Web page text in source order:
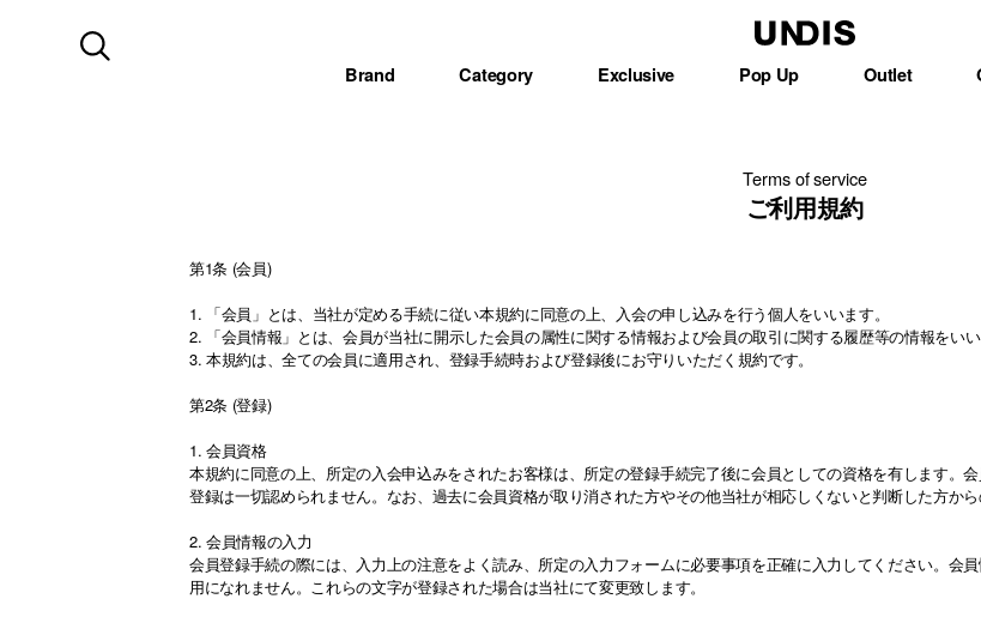
Brand Category Exclusive Pop Up Outlet
Terms of service
ご利用規約
第1条 (会員)
1. 「会員」とは、当社が定める手続に従い本規約に同意の上、入会の申し込みを行う個人をいいます。
2. 「会員情報」とは、会員が当社に開示した会員の属性に関する情報および会員の取引に関する履歴等の情報をいい
3. 本規約は、全ての会員に適用され、登録手続時および登録後にお守りいただく規約です。
第2条 (登録)
1. 会員資格
本規約に同意の上、所定の入会申込みをされたお客様は、所定の登録手続完了後に会員としての資格を有します。
登録は一切認められません。なお、過去に会員資格が取り消された方やその他当社が相応しくないと判断した方か
2. 会員情報の入力
会員登録手続の際には、入力上の注意をよく読み、所定の入力フォームに必要事項を正確に入力してください。会
用になれません。これらの文字が登録された場合は当社にて変更致します。